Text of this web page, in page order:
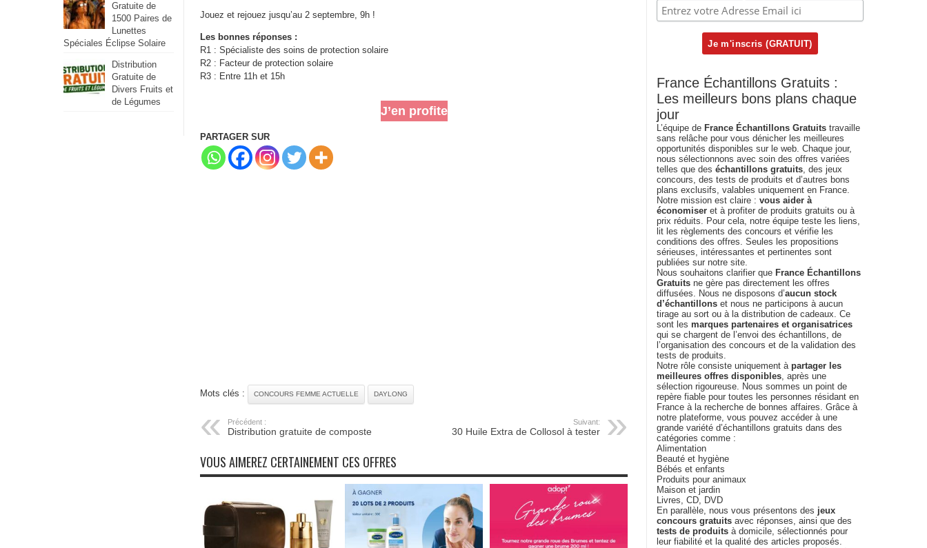
Jouez et rejouez jusqu’au 2 septembre, 9h !
Les bonnes réponses :
R1 : Spécialiste des soins de protection solaire
R2 : Facteur de protection solaire
R3 : Entre 11h et 15h
J’en profite
PARTAGER SUR
Mots clés : CONCOURS FEMME ACTUELLE DAYLONG
Précédent :
Distribution gratuite de composte
Suivant:
30 Huile Extra de Collosol à tester
VOUS AIMEREZ CERTAINEMENT CES OFFRES
Gratuite de
1500 Paires de
Lunettes
Spéciales Éclipse Solaire
Distribution
Gratuite de
Divers Fruits et
de Légumes
France Échantillons Gratuits :
Les meilleurs bons plans chaque
jour
L’équipe de France Échantillons Gratuits travaille
sans relâche pour vous dénicher les meilleures
opportunités disponibles sur le web. Chaque jour,
nous sélectionnons avec soin des offres variées
telles que des échantillons gratuits, des jeux
concours, des tests de produits et d’autres bons
plans exclusifs, valables uniquement en France.
Notre mission est claire : vous aider à
économiser et à profiter de produits gratuits ou à
prix réduits. Pour cela, notre équipe teste les liens,
lit les règlements des concours et vérifie les
conditions des offres. Seules les propositions
sérieuses, intéressantes et pertinentes sont
publiées sur notre site.
Nous souhaitons clarifier que France Échantillons
Gratuits ne gère pas directement les offres
diffusées. Nous ne disposons d’aucun stock
d’échantillons et nous ne participons à aucun
tirage au sort ou à la distribution de cadeaux. Ce
sont les marques partenaires et organisatrices
qui se chargent de l’envoi des échantillons, de
l’organisation des concours et de la validation des
tests de produits.
Notre rôle consiste uniquement à partager les
meilleures offres disponibles, après une
sélection rigoureuse. Nous sommes un point de
repère fiable pour toutes les personnes résidant en
France à la recherche de bonnes affaires. Grâce à
notre plateforme, vous pouvez accéder à une
grande variété d’échantillons gratuits dans des
catégories comme :
Alimentation
Beauté et hygiène
Bébés et enfants
Produits pour animaux
Maison et jardin
Livres, CD, DVD
En parallèle, nous vous présentons des jeux
concours gratuits avec réponses, ainsi que des
tests de produits à domicile, sélectionnés pour
leur fiabilité et la qualité des articles proposés.